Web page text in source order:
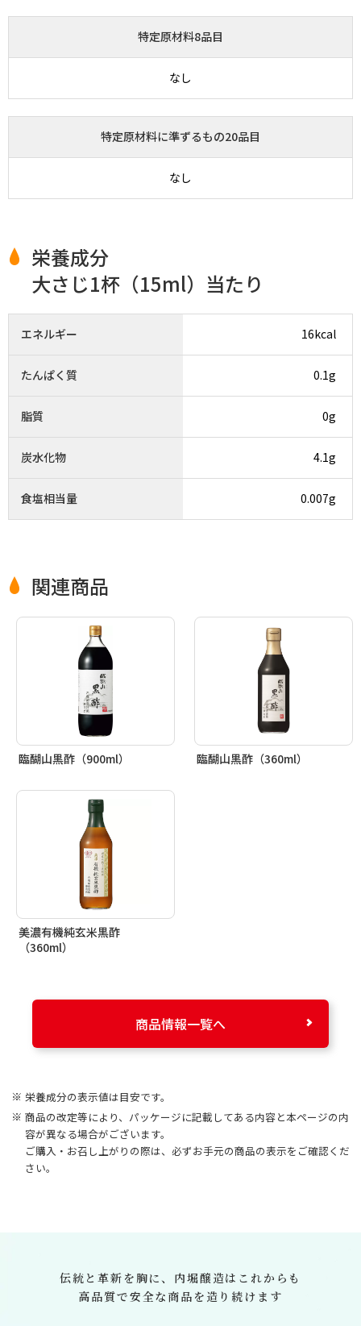
特定原材料8品目
なし
特定原材料に準ずるもの20品目
なし
栄養成分
大さじ1杯（15ml）当たり
エネルギー 16kcal
たんぱく質 0.1g
脂質 0g
炭水化物 4.1g
食塩相当量 0.007g
関連商品
臨醐山黒酢（900ml） 臨醐山黒酢（360ml）
美濃有機純玄米黒酢
（360ml）
商品情報一覧へ
栄養成分の表示値は目安です。
商品の改定等により、パッケージに記載してある内容と本ページの内
容が異なる場合がございます。
ご購入・お召し上がりの際は、必ずお手元の商品の表示をご確認くだ
さい。
伝統と革新を胸に、 内堀醸造はこれからも
高品質で安全な商品を造り続けます